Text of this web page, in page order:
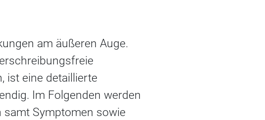
am äußeren Auge.
ist eine detaillierte
Im Folgenden werden
samt Symptomen sowie